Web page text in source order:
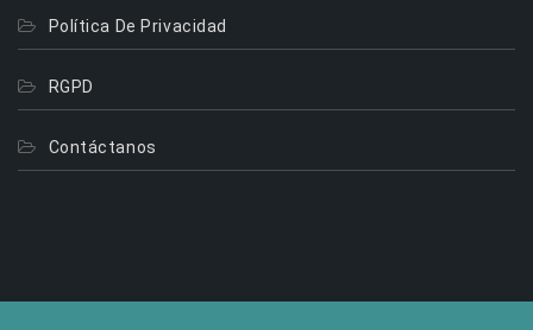
Política De Privacidad
RGPD
Contáctanos